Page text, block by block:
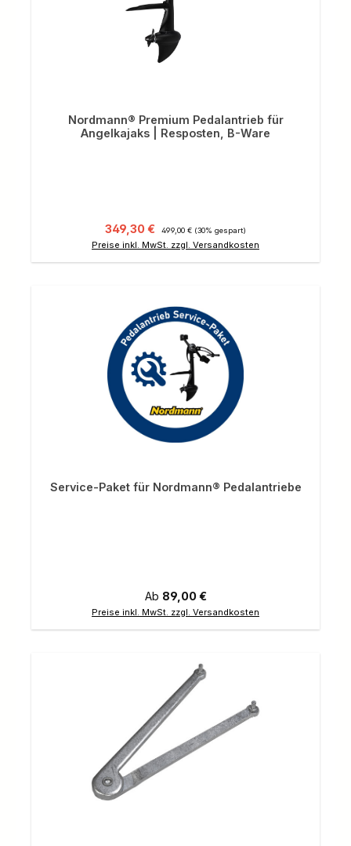
Nordmann® Premium Pedalantrieb für
Angelkajaks | Resposten, B-Ware
Verkaufspreis:
349,30 € 499,00 € (30% gespart)
Preise inkl. MwSt. zzgl. Versandkosten
Service-Paket für Nordmann® Pedalantriebe
Regulärer Preis:
Ab 89,00 €
Preise inkl. MwSt. zzgl. Versandkosten